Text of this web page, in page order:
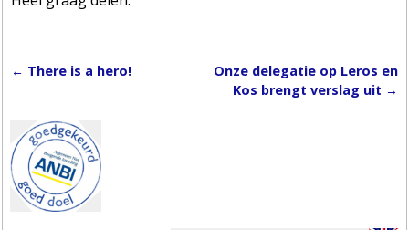
← There is a hero!
Onze delegatie op Leros en
Kos brengt verslag uit →